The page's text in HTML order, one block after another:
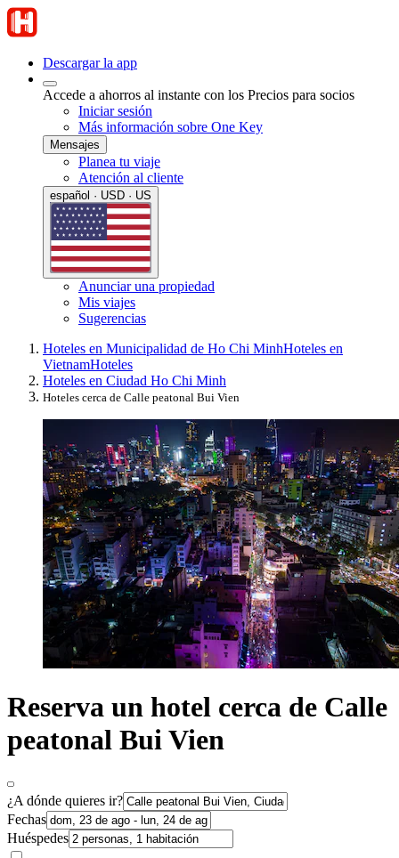
Descargar la app
Accede a ahorros al instante con los Precios para socios
Iniciar sesión
Más información sobre One Key
Mensajes
Planea tu viaje
Atención al cliente
español · USD · US
Anunciar una propiedad
Mis viajes
Sugerencias
Hoteles en Municipalidad de Ho Chi MinhHoteles en
VietnamHoteles
Hoteles en Ciudad Ho Chi Minh
Hoteles cerca de Calle peatonal Bui Vien
Reserva un hotel cerca de Calle
peatonal Bui Vien
¿A dónde quieres ir?
Fechas
Huéspedes